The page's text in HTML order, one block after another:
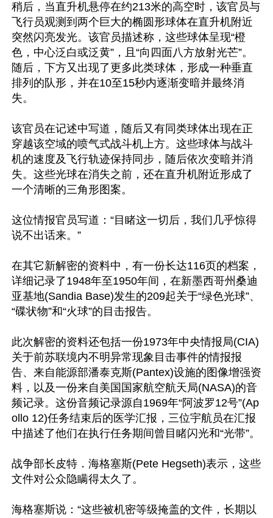
稍后，当直升机悬停在约213米的高空时，该官员与
飞行员观测到两个巨大的椭圆形球体在直升机附近
突然闪亮发光。该官员描述称，这些球体呈现“橙
色，中心泛白或泛黄”，且“向四面八方放射光芒”。
随后，下方又出现了更多此类球体，形成一种垂直
排列的队形，并在10至15秒内逐渐变暗并最终消
失。
该官员在记述中写道，随后又有同类球体出现在正
穿越该空域的喷气式战斗机上方。这些球体与战斗
机的速度及飞行轨迹保持同步，随后依次变暗并消
失。这些光球在消失之前，还在直升机附近形成了
一个清晰的三角形图案。
这位情报官员写道：“目睹这一切后，我们几乎惊得
说不出话来。”
在其它新解密的资料中，有一份长达116页的档案，
详细记录了1948年至1950年间，在新墨西哥州桑迪
亚基地(Sandia Base)发生的209起关于“绿色光球”、
“碟状物”和“火球”的目击报告。
此次解密的资料还包括一份1973年中央情报局(CIA)
关于前苏联境内不明异常现象目击事件的情报报
告、来自能源部潘泰克斯(Pantex)设施的图像增强资
料，以及一份来自美国国家航空航天局(NASA)的音
频记录。这份音频记录源自1969年“阿波罗12号”(Ap
ollo 12)任务结束后的医学汇报，三位宇航员在汇报
中描述了他们在执行任务期间曾目睹闪光和“光带”。
战争部长皮特．海格塞斯(Pete Hegseth)表示，这些
文件对公众隐瞒得太久了。
海格塞斯说：“这些被机密等级掩盖的文件，长期以